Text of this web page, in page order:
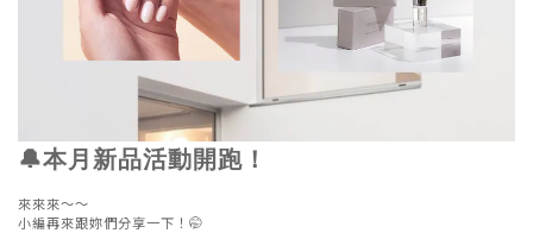
🔔本月新品活動開跑！
來來來～～
小編再來跟妳們分享一下！🤭